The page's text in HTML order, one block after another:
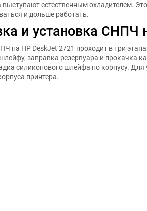
выступают естественным охладителем.
и дольше работать.
и установка СНПЧ
на HP DeskJet 2721 проходит в три
заправка резервуара и прокачка
силиконового шлейфа по корпусу. Для
принтера.